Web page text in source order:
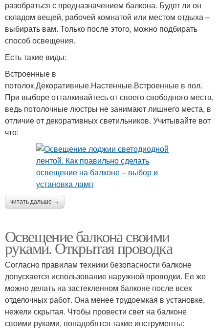
разобраться с предназначением балкона. Будет ли он
складом вещей, рабочей комнатой или местом отдыха –
выбирать вам. Только после этого, можно подбирать
способ освещения.
Есть такие виды:
Встроенные в
потолок.Декоративные.Настенные.Встроенные в пол.
При выборе отталкивайтесь от своего свободного места,
ведь потолочные люстры не занимают лишнего места, в
отличие от декоративных светильников. Учитывайте вот
что:
читать дальше →
Освещение балкона своими
руками. Открытая проводка
Согласно правилам техники безопасности балконе
допускается использование наружной проводки. Ее же
можно делать на застекленном балконе после всех
отделочных работ. Она менее трудоемкая в установке,
нежели скрытая. Чтобы провести свет на балконе
своими руками, понадобятся такие инструменты: